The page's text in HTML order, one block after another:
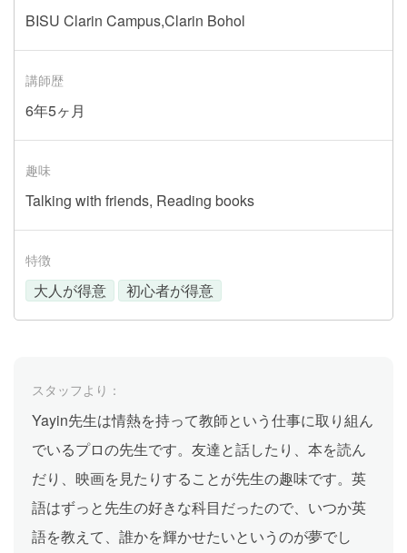
BISU Clarin Campus,Clarin Bohol
講師歴
6年5ヶ月
趣味
Talking with friends, Reading books
特徴
大人が得意 初心者が得意
スタッフより：
Yayin先生は情熱を持って教師という仕事に取り組ん
でいるプロの先生です。友達と話したり、本を読ん
だり、映画を見たりすることが先生の趣味です。英
語はずっと先生の好きな科目だったので、いつか英
語を教えて、誰かを輝かせたいというのが夢でし